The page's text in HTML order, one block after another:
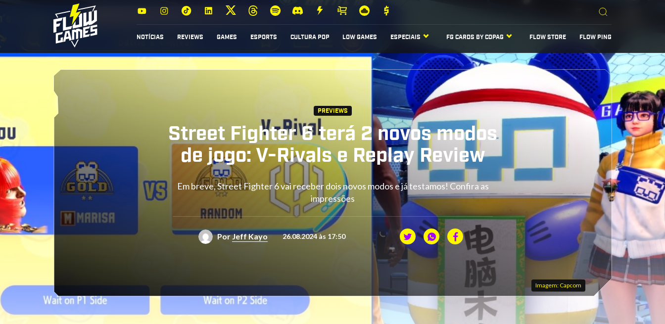
NOTÍCIAS REVIEWS GAMES ESPORTS CULTURA POP LOW GAMES ESPECIAIS FG CARDS BY COPAG FLOW STORE FLOW PING
PREVIEWS
Street Fighter 6 terá 2 novos modos
de jogo: V-Rivals e Replay Review
Em breve, Street Fighter 6 vai receber dois novos modos e já testamos! Confira as
impressões
PorJeff Kayo 26.08.2024 às 17:50
Imagem: Capcom